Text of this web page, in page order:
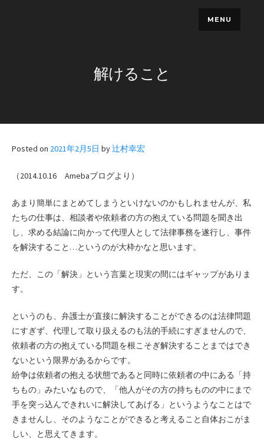
MENU
解けること
Posted on 2021年2月5日 by辻村幸宏
（2014.10.16 Amebaブログより）
あまり簡単にまとめてしまうといけないのかもしれませんが、私
たちの仕事は、相談者や依頼者の方の抱えている問題を聞き出
し、求める結論に向かって代理人として法律事務を遂行し、事件
を解決すること…というのが大枠かなと思います。
ただ、この「解決」という言葉と現実の間にはギャップがありま
す。
というのも、弁護士が直接に解決することができるのは法律問題
にすぎず、代理して取り扱えるのも法的手続にすぎませんので、
依頼者の方の抱えている問題を根こそぎ解決することまではでき
ないという限界があるからです。
紛争は依頼者の抱える状態であると同時に依頼者の中にある「持
ちもの」みたいなもので、「他人がその方の持ちものの中にまで
手を突っ込んできれいに解決してあげる」というようなことはで
きませんし、そのようなことができると考えること自体おこがま
しい、と思えてきます。